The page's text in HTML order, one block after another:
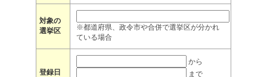
対象の
選挙区
※都道府県、政令市や合併で選挙区が分かれ
ている場合
登録日
から
まで